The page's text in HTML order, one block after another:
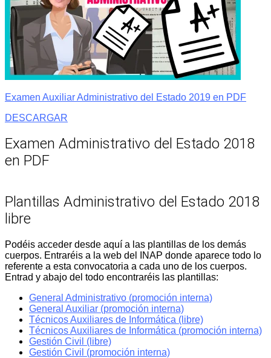
Examen Auxiliar Administrativo del Estado 2019 en PDF
DESCARGAR
Examen Administrativo del Estado 2018
en PDF
Plantillas Administrativo del Estado 2018
libre
Podéis acceder desde aquí a las plantillas de los demás
cuerpos. Entraréis a la web del INAP donde aparece todo lo
referente a esta convocatoria a cada uno de los cuerpos.
Entrad y abajo del todo encontraréis las plantillas:
General Administrativo (promoción interna)
General Auxiliar (promoción interna)
Técnicos Auxiliares de Informática (libre)
Técnicos Auxiliares de Informática (promoción interna)
Gestión Civil (libre)
Gestión Civil (promoción interna)